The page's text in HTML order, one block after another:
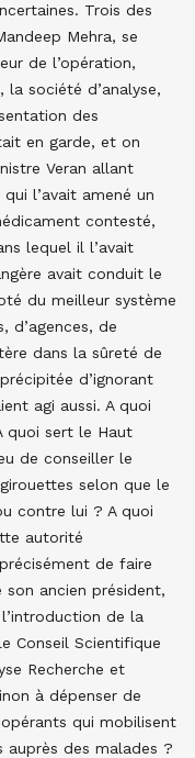
Trois des
Mehra, se
de l’opération,
la société d’analyse,
des
en garde, et on
Veran allant
l’avait amené un
contesté,
lequel il l’avait
avait conduit le
du meilleur système
d’agences, de
dans la sûreté de
d’ignorant
agi aussi. A quoi
quoi sert le Haut
de conseiller le
selon que le
contre lui ? A quoi
autorité
de faire
ancien président,
de la
Conseil Scientifique
Recherche et
à dépenser de
qui mobilisent
auprès des malades ?